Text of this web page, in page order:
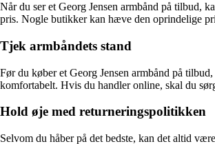
Når du ser et Georg Jensen armbånd på tilbud,
pris. Nogle butikker kan hæve den oprindelige
Tjek armbåndets stand
Før du køber et Georg Jensen armbånd på
komfortabelt. Hvis du handler online, skal du
Hold øje med returneringspolitikken
Selvom du håber på det bedste, kan det altid